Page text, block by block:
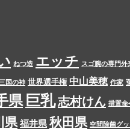
ねつ造 エッチ スゴ腕の専門外
三国の神 世界選手権 中山美穂 作家
県 巨乳志村けん 措置命
県 福井県 秋田県 空間除菌グ